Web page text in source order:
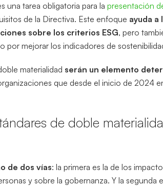
una tarea obligatoria para lapresentación
de la Directiva. Este enfoque ayuda a
sobre los criterios ESG, pero
por mejorar los indicadores de
materialidad serán un elemento
que desde el inicio de 2024
de doble
de dos vías: la primera es la de los
y sobre la gobernanza. Y la segunda